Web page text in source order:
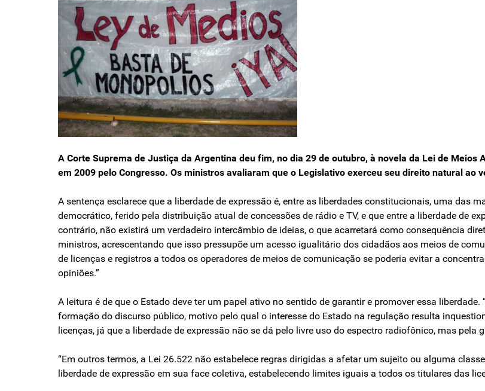
A Corte Suprema de Justiça da Argentina deu fim, no dia 29 de outubro, à novela da Lei de
em 2009 pelo Congresso. Os ministros avaliaram que o Legislativo exerceu seu direito natural ao
A sentença esclarece que a liberdade de expressão é, entre as liberdades constitucionais, uma das
democrático, ferido pela distribuição atual de concessões de rádio e TV, e que entre a liberdade de
contrário, não existirá um verdadeiro intercâmbio de ideias, o que acarretará como consequência
ministros, acrescentando que isso pressupõe um acesso igualitário dos cidadãos aos meios de
de licenças e registros a todos os operadores de meios de comunicação se poderia evitar a
opiniões.”
A leitura é de que o Estado deve ter um papel ativo no sentido de garantir e promover essa
formação do discurso público, motivo pelo qual o interesse do Estado na regulação resulta
licenças, já que a liberdade de expressão não se dá pelo livre uso do espectro radiofônico, mas pela
“Em outros termos, a Lei 26.522 não estabelece regras dirigidas a afetar um sujeito ou alguma
liberdade de expressão em sua face coletiva, estabelecendo limites iguais a todos os titulares das